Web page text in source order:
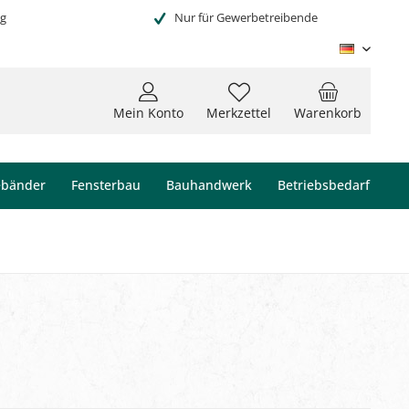
Nur für Gewerbetreibende
Warenkorb
Merkzettel
Mein Konto
Fensterbau Bauhandwerk Betriebsbedarf